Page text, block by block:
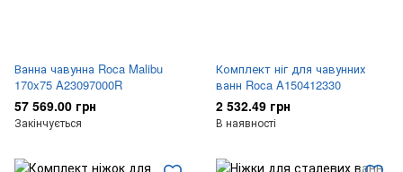
Ванна чавунна Roca Malibu
170x75 A23097000R
57 569.00 грн
Закінчується
Комплект ніг для чавунних
ванн Roca A150412330
2 532.49 грн
В наявності